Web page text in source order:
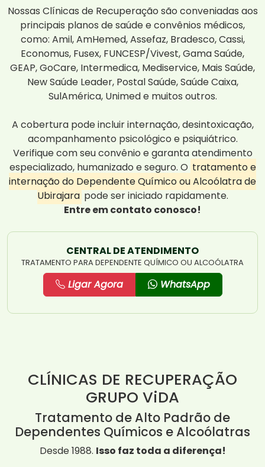
Nossas Clínicas de Recuperação são conveniadas aos
principais planos de saúde e convênios médicos,
como: Amil, AmHemed, Assefaz, Bradesco, Cassi,
Economus, Fusex, FUNCESP/Vivest, Gama Saúde,
GEAP, GoCare, Intermedica, Mediservice, Mais Saúde,
New Saúde Leader, Postal Saúde, Saúde Caixa,
SulAmérica, Unimed e muitos outros.
A cobertura pode incluir internação, desintoxicação,
acompanhamento psicológico e psiquiátrico.
Verifique com seu convênio e garanta atendimento
especializado, humanizado e seguro. O tratamento e
internação do Dependente Químico ou Alcoólatra de
Ubirajara pode ser iniciado rapidamente.
Entre em contato conosco!
CENTRAL DE ATENDIMENTO
TRATAMENTO PARA DEPENDENTE QUÍMICO OU ALCOÓLATRA
Ligar Agora WhatsApp
CLÍNICAS DE RECUPERAÇÃO
GRUPO ViDA
Tratamento de Alto Padrão de
Dependentes Químicos e Alcoólatras
Desde 1988. Isso faz toda a diferença!